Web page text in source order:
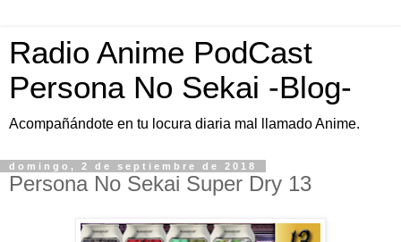
Radio Anime PodCast
Persona No Sekai -Blog-
Acompañándote en tu locura diaria mal llamado Anime.
domingo, 2 de septiembre de 2018
Persona No Sekai Super Dry 13